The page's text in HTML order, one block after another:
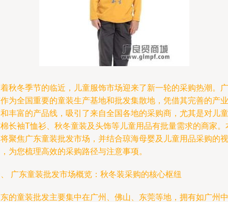
秋冬季节的临近，儿童服饰市场迎来了新一轮的采购热潮。广
为全国重要的童装生产基地和批发集散地，凭借其完善的产业
丰富的产品线，吸引了来自全国各地的采购商，尤其是对儿童
长袖T恤衫、秋冬童装及头饰等儿童用品有批量需求的商家。
聚焦广东童装批发市场，并结合琼海母婴及儿童用品采购的视
为您梳理高效的采购路径与注意事项。
广东童装批发市场概览：秋冬装采购的核心枢纽
的童装批发主要集中在广州、佛山、东莞等地，拥有如广州中